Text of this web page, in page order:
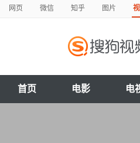
网页 微信 知乎 图片
首页 电影 电